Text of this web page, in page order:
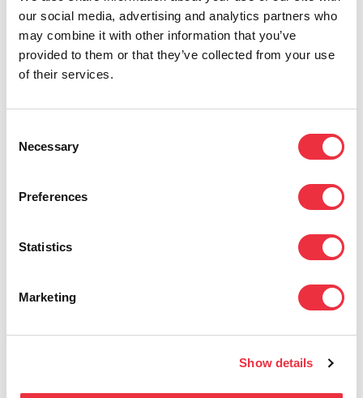
our social media, advertising and analytics partners who
may combine it with other information that you’ve
provided to them or that they’ve collected from your use
of their services.
Selection
Necessary
Preferences
Statistics
Marketing
Show details
Lisää aiheesta
Näytä kaikki